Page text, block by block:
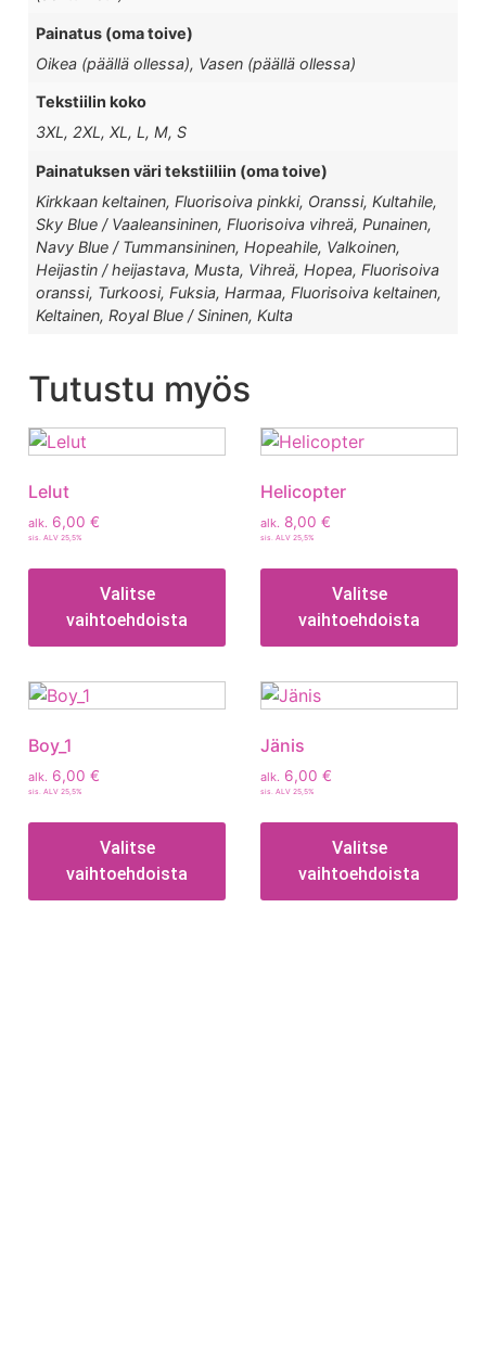
Painatus (oma toive)
Oikea (päällä ollessa), Vasen (päällä ollessa)
Tekstiilin koko
3XL, 2XL, XL, L, M, S
Painatuksen väri tekstiiliin (oma toive)
Kirkkaan keltainen, Fluorisoiva pinkki, Oranssi, Kultahile,
Sky Blue / Vaaleansininen, Fluorisoiva vihreä, Punainen,
Navy Blue / Tummansininen, Hopeahile, Valkoinen,
Heijastin / heijastava, Musta, Vihreä, Hopea, Fluorisoiva
oranssi, Turkoosi, Fuksia, Harmaa, Fluorisoiva keltainen,
Keltainen, Royal Blue / Sininen, Kulta
Tutustu myös
Lelut
alk. 6,00 €
sis. ALV 25,5%
Valitse
vaihtoehdoista
Helicopter
alk. 8,00 €
sis. ALV 25,5%
Valitse
vaihtoehdoista
Boy_1
alk. 6,00 €
sis. ALV 25,5%
Valitse
vaihtoehdoista
Jänis
alk. 6,00 €
sis. ALV 25,5%
Valitse
vaihtoehdoista